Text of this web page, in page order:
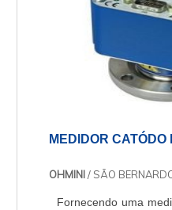
MEDIDOR CATÓDO
OHMINI/ SÃO
Fornecendo uma